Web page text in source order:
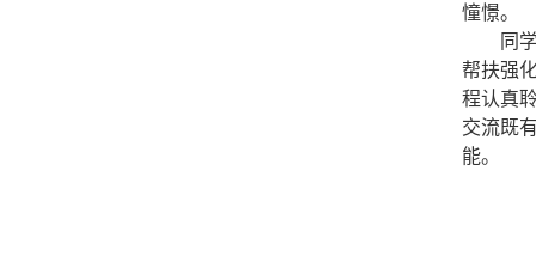
憧憬。
同
帮扶强
程认真
交流既
能。